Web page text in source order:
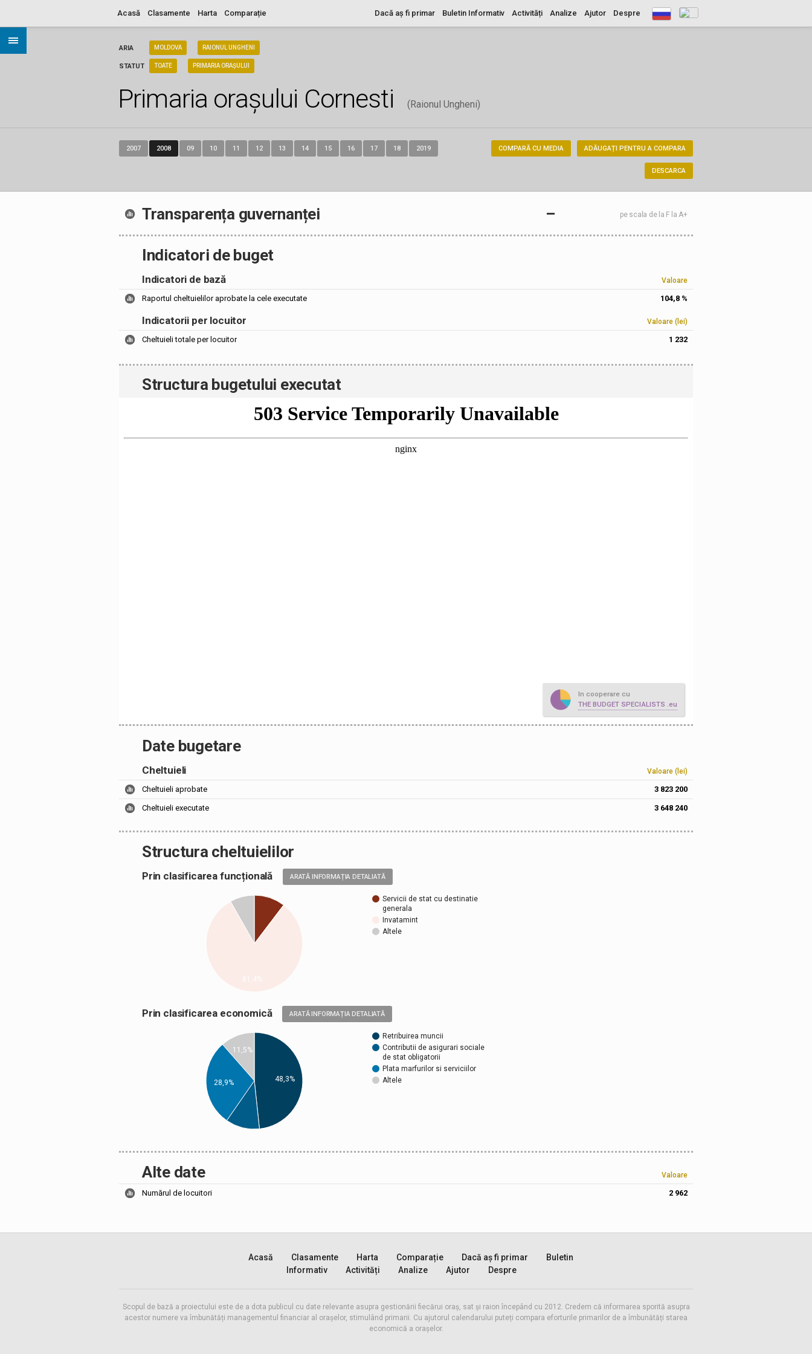
Acasă Despre
Clasamente Ajutor
Analize
Harta Activități
Buletin Informativ
Comparație Dacă aș fi primar
ARIA
STATUT
MOLDOVA RAIONUL UNGHENI
TOATE PRIMARIA ORAȘULUI
Primaria orașului Cornesti (Raionul Ungheni)
2007 2008 09 10 11 12 13 14 15 16 17 18 2019 ADĂUGAȚI PENTRU A COMPARA
COMPARĂ CU MEDIA
DESCARCA
Transparența guvernanței – pe scala de la F la A+
Indicatori de buget
Indicatori de bază Valoare
Raportul cheltuielilor aprobate la cele executate 104,8 %
Indicatorii per locuitor Valoare (lei)
Cheltuieli totale per locuitor 1 232
Structura bugetului executat
In cooperare cu
THE BUDGET SPECIALISTS .eu
Date bugetare
Cheltuieli Valoare (lei)
Cheltuieli aprobate 3 823 200
Cheltuieli executate 3 648 240
Structura cheltuielilor
Prin clasificarea funcțională ARATĂ INFORMAȚIA DETALIATĂ
Servicii de stat cu destinatie
generala
Invatamint
Altele
Prin clasificarea economică ARATĂ INFORMAȚIA DETALIATĂ
Retribuirea muncii
Contributii de asigurari sociale
de stat obligatorii
Plata marfurilor si serviciilor
Altele
48,3%
11,5%
28,9%
Alte date Valoare
Numărul de locuitori 2 962
Acasă Clasamente Harta Comparație Dacă aș fi primar
Buletin
Informativ
Activități Analize Ajutor Despre
Scopul de bază a proiectului este de a dota publicul cu date relevante asupra gestionării fiecărui oraș, sat și raion începând cu 2012. Credem că informarea sporită asupra
acestor numere va îmbunătăți managementul financiar al orașelor, stimulând primarii. Cu ajutorul calendarului puteți compara eforturile primarilor de a îmbunătăți starea
economică a orașelor.